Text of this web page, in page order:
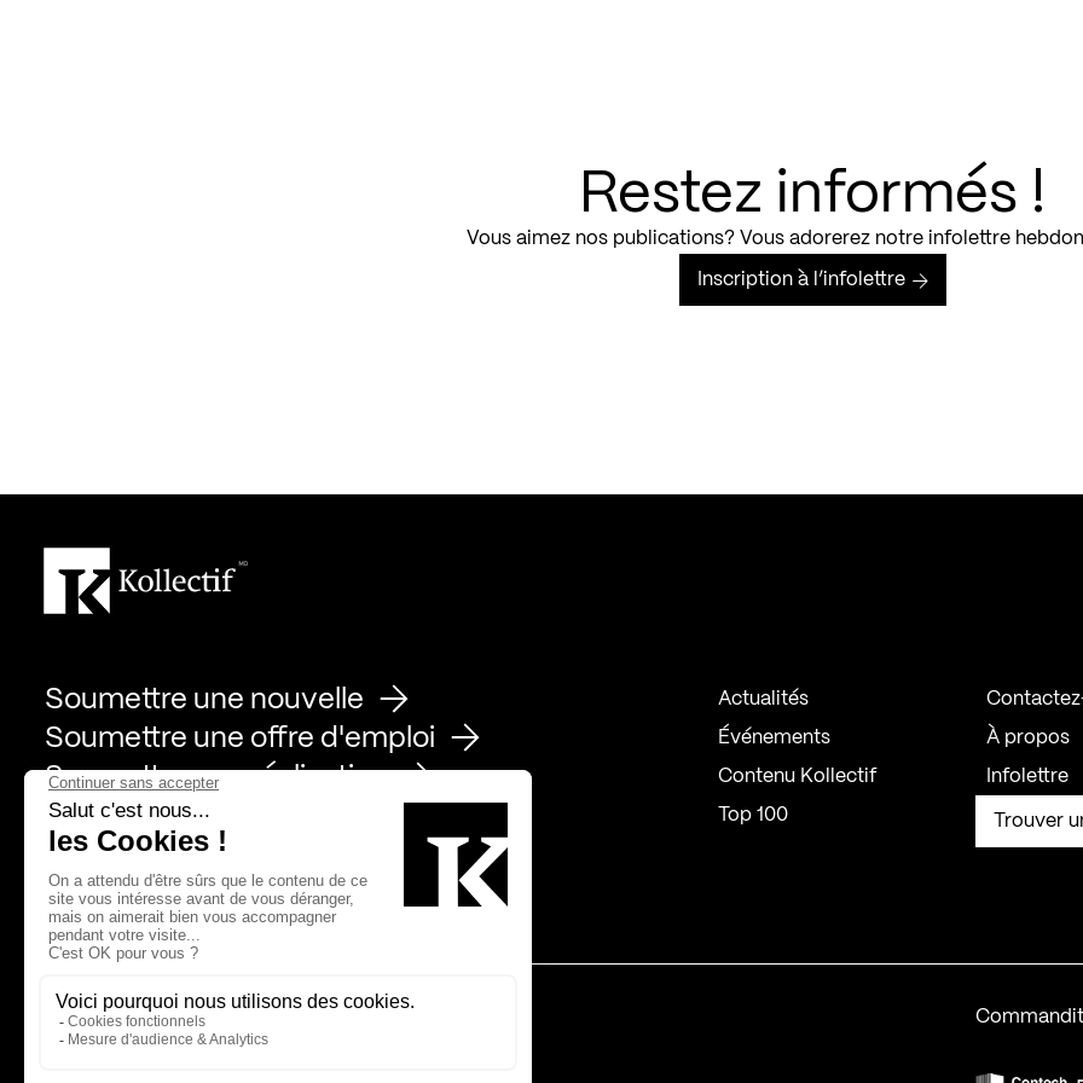
Restez informés !
Vous aimez nos publications? Vous adorerez notre infolettre
Inscription à l’infolettre
Soumettre une nouvelle
Soumettre une offre d'emploi
Soumettre une réalisation
Actualités
Événements
Contenu Kollectif
Top 100
À propos
Infolettre
Trouver
Page Facebook de Kollectif
Page Instagram de Kollectif
Page Linkedin de Kollectif
Partenaires